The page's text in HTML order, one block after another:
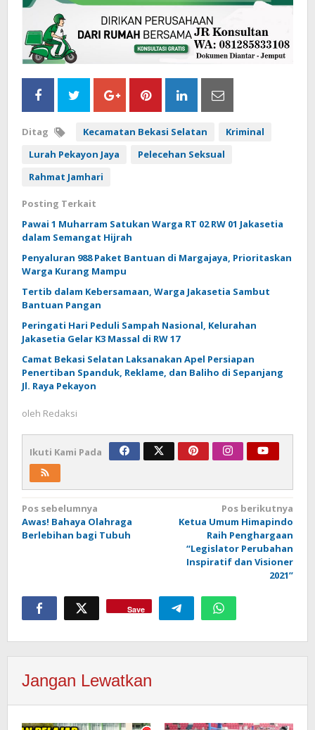
Ditag Kecamatan Bekasi Selatan
Kriminal
Lurah Pekayon Jaya
Pelecehan Seksual
Rahmat Jamhari
Posting Terkait
Pawai 1 Muharram Satukan Warga RT 02 RW 01 Jakasetia
dalam Semangat Hijrah
Penyaluran 988 Paket Bantuan di Margajaya, Prioritaskan
Warga Kurang Mampu
Tertib dalam Kebersamaan, Warga Jakasetia Sambut
Bantuan Pangan
Peringati Hari Peduli Sampah Nasional, Kelurahan
Jakasetia Gelar K3 Massal di RW 17
Camat Bekasi Selatan Laksanakan Apel Persiapan
Penertiban Spanduk, Reklame, dan Baliho di Sepanjang
Jl. Raya Pekayon
oleh Redaksi
Ikuti Kami Pada
Navigasi
pos
Pos sebelumnya
Awas! Bahaya Olahraga
Berlebihan bagi Tubuh
Pos berikutnya
Ketua Umum Himapindo
Raih Penghargaan
“Legislator Perubahan
Inspiratif dan Visioner
2021”
Save
Jangan Lewatkan